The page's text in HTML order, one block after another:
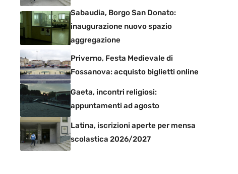
Sabaudia, Borgo San Donato:
inaugurazione nuovo spazio
aggregazione
Priverno, Festa Medievale di
Fossanova: acquisto biglietti online
Gaeta, incontri religiosi:
appuntamenti ad agosto
Latina, iscrizioni aperte per mensa
scolastica 2026/2027